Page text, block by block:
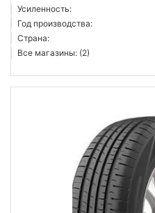
Усиленность:
Год производства:
Страна:
Все магазины: (2)
Sailun
Goodyear
Тип транспортного средства
Усиленная шина
Год производства